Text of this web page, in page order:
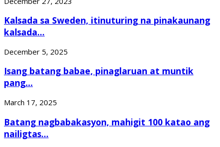
Kalsada sa Sweden, itinuturing na pinakaunang
kalsada...
December 5, 2025
Isang batang babae, pinaglaruan at muntik
pang...
March 17, 2025
Batang nagbabakasyon, mahigit 100 katao ang
nailigtas...